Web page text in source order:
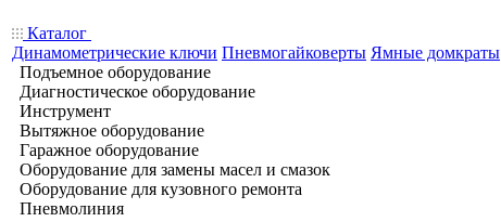
Каталог
Динамометрические ключи Пневмогайковерты Ямные домкраты
Подъемное оборудование
Диагностическое оборудование
Инструмент
Вытяжное оборудование
Гаражное оборудование
Оборудование для замены масел и смазок
Оборудование для кузовного ремонта
Пневмолиния